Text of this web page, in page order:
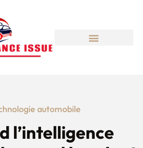
automobile
l’intelligence